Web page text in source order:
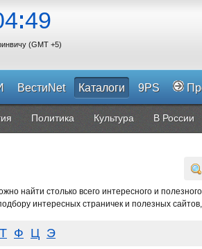
49
(GMT +5)
ВестиNet Каталоги 9PS
Политика Культура В России
найти столько всего интересного и
интересных страничек и полезных сайтов,
Т Ф Ц Э